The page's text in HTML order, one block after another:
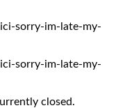
sorry-im-late-my-
sorry-im-late-my-
closed.